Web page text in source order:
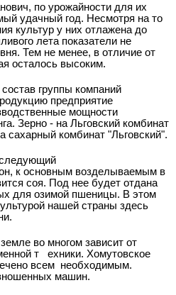
по урожайности для их
удачный год. Несмотря на то
культур у них отлажена до
лета показатели не
Тем не менее, в отличие от
осталось высоким.
группы компаний
предприятие
мощности
Зерно - на Льговский комбинат
сахарный комбинат "Льговский".
следующий
к основным возделываемым в
соя. Под нее будет отдана
для озимой пшеницы. В этом
нашей страны здесь
во многом зависит от
т
ехники. Хомутовское
всем необходимым.
машин.